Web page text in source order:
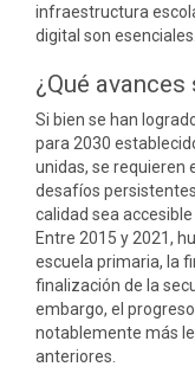
infraestructura
digital son esenciales.
¿Qué
Si bien se han
para 2030
unidas, se requieren
desafíos
calidad sea
Entre 2015 y 2021,
escuela primaria, la
finalización de la
embargo, el
notablemente más
anteriores.